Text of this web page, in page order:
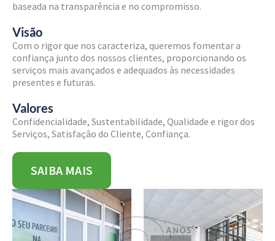
baseada na transparência e no compromisso.
Visão
Com o rigor que nos caracteriza, queremos fomentar a
confiança junto dos nossos clientes, proporcionando os
serviços mais avançados e adequados às necessidades
presentes e futuras.
Valores
Confidencialidade, Sustentabilidade, Qualidade e rigor dos
Serviços, Satisfação do Cliente, Confiança.
SAIBA MAIS